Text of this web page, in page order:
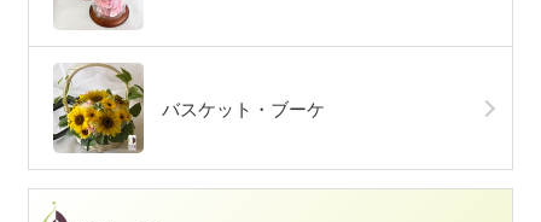
バスケット・ブーケ